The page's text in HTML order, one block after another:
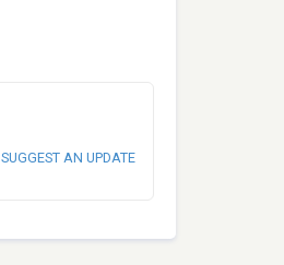
SUGGEST AN UPDATE